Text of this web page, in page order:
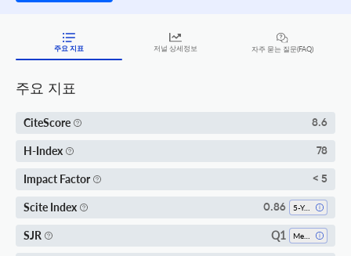
주요 지표 저널 상세정보 자주 묻는 질문(FAQ)
주요 지표
CiteScore 8.6
H-Index 78
Impact Factor < 5
Scite Index 0.86 5-Year SI
SJR Q1